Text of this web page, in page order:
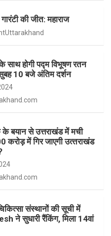
e
की जीत: महाराज
साथ होगी पद्म विभूषण रतन
सुबह 10 बजे अंतिम दर्शन
के बयान से उत्तराखंड में मची
करोड़ में गिर जाएगी उत्‍तराखंड
संस्थानों की सूची में
ने सुधारी रैंकिंग, मिला 14वां